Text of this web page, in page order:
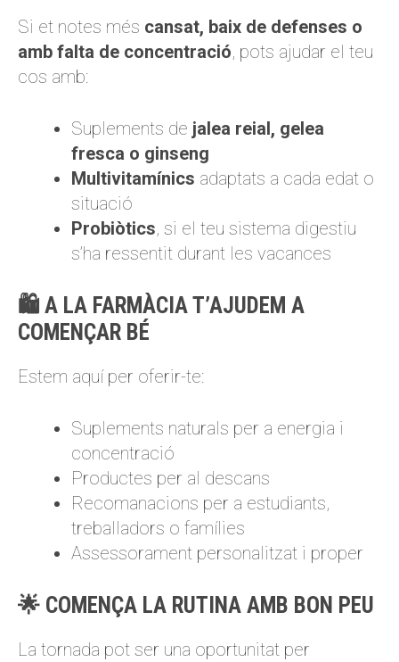
Si et notes més cansat, baix de defenses o
amb falta de concentració, pots ajudar el teu
cos amb:
Suplements de jalea reial, gelea
fresca o ginseng
Multivitamínics adaptats a cada edat o
situació
Probiòtics, si el teu sistema digestiu
s’ha ressentit durant les vacances
🛍️ A LA FARMÀCIA T’AJUDEM A
COMENÇAR BÉ
Estem aquí per oferir-te:
Suplements naturals per a energia i
concentració
Productes per al descans
Recomanacions per a estudiants,
treballadors o famílies
Assessorament personalitzat i proper
🌟 COMENÇA LA RUTINA AMB BON PEU
La tornada pot ser una oportunitat per